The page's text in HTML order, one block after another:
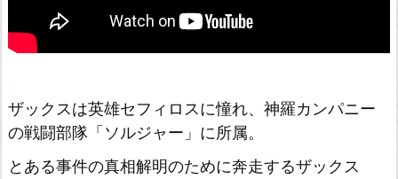
ザックスは英雄セフィロスに憧れ、神羅カンパニー
の戦闘部隊「ソルジャー」に所属。
とある事件の真相解明のために奔走するザックス